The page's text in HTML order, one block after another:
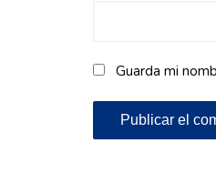
Guarda mi